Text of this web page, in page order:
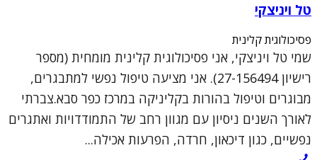
טל ויניצקי
פסיכולוגית קלינית
שמי טל ויניצקי, אני פסיכולוגית קלינית מומחית (מספר
רישיון 27-156494). אני מציעה טיפול נפשי למתבגרים,
מבוגרים וטיפול בהורות בקליניקה במרכז כפר סבא.צברתי
לאורך השנים ניסיון עם מגוון רחב של התמודדויות ואתגרים
נפשיים, כגון דיכאון, חרדה, הפרעות אכילה...